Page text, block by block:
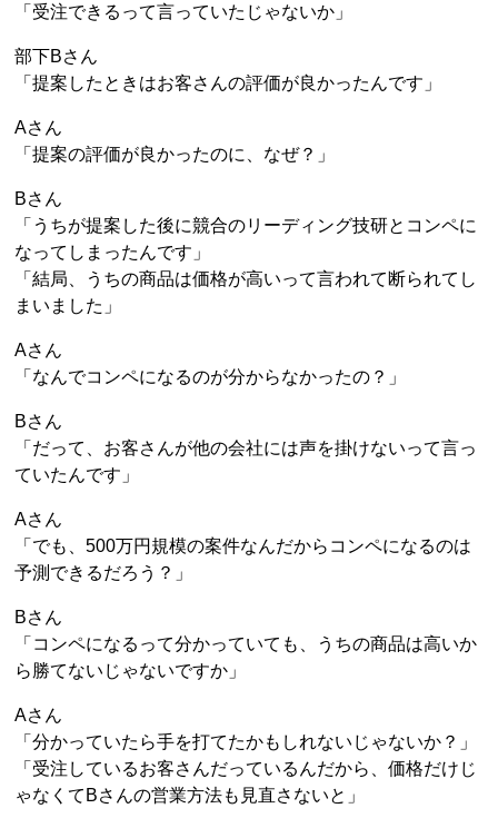
「受注できるって言っていたじゃないか」
部下Bさん
「提案したときはお客さんの評価が良かったんです」
Aさん
「提案の評価が良かったのに、なぜ？」
Bさん
「うちが提案した後に競合のリーディング技研とコンペに
なってしまったんです」
「結局、うちの商品は価格が高いって言われて断られてし
まいました」
Aさん
「なんでコンペになるのが分からなかったの？」
Bさん
「だって、お客さんが他の会社には声を掛けないって言っ
ていたんです」
Aさん
「でも、500万円規模の案件なんだからコンペになるのは
予測できるだろう？」
Bさん
「コンペになるって分かっていても、うちの商品は高いか
ら勝てないじゃないですか」
Aさん
「分かっていたら手を打てたかもしれないじゃないか？」
「受注しているお客さんだっているんだから、価格だけじ
ゃなくてBさんの営業方法も見直さないと」